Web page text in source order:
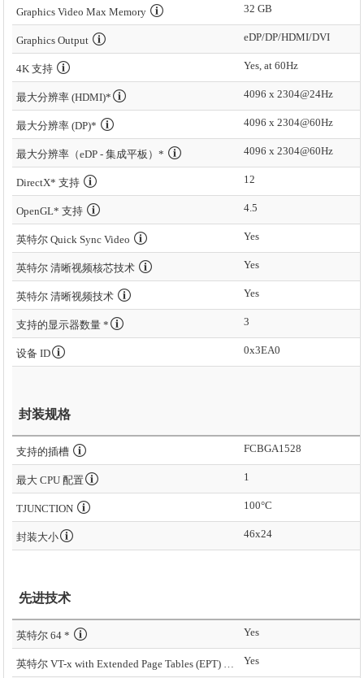
Graphics Video Max Memory 32 GB
Graphics Output eDP/DP/HDMI/DVI
4K 支持 Yes, at 60Hz
最大分辨率 (HDMI)* 4096 x 2304@24Hz
最大分辨率 (DP)* 4096 x 2304@60Hz
最大分辨率（eDP - 集成平板）* 4096 x 2304@60Hz
DirectX* 支持 12
OpenGL* 支持 4.5
英特尔 Quick Sync Video Yes
英特尔 清晰视频核芯技术 Yes
英特尔 清晰视频技术 Yes
支持的显示器数量 * 3
设备 ID 0x3EA0
封装规格
支持的插槽 FCBGA1528
最大 CPU 配置 1
TJUNCTION 100°C
封装大小 46x24
先进技术
英特尔 64 * Yes
英特尔 VT-x with Extended Page Tables (EPT) * Yes